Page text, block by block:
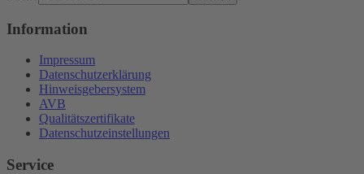
Information
Impressum
Datenschutzerklärung
Hinweisgebersystem
AVB
Qualitätszertifikate
Datenschutzeinstellungen
Service